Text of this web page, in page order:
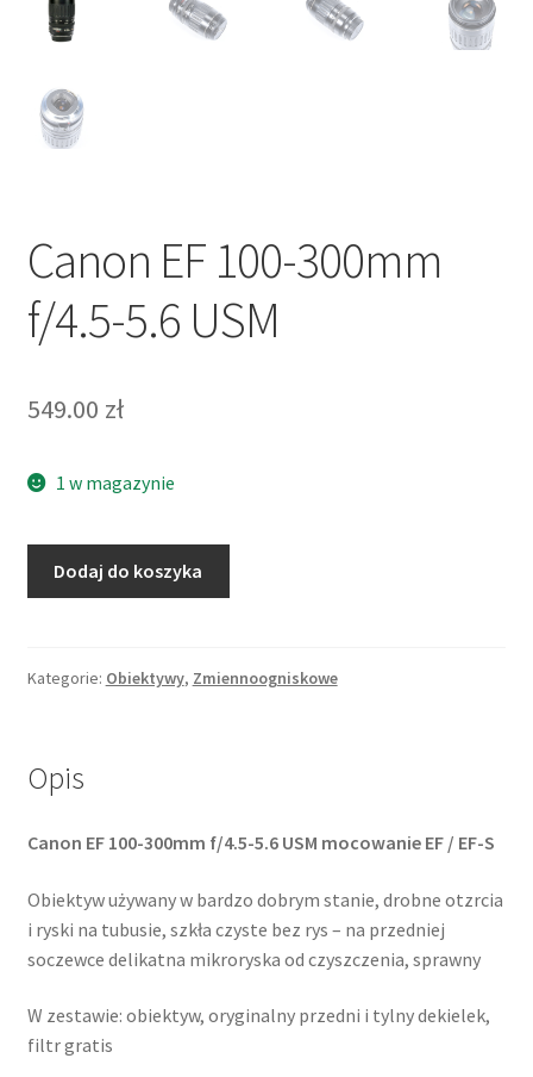
Canon EF 100-300mm
f/4.5-5.6 USM
549.00 zł
1 w magazynie
300mm
USM
Dodaj do koszyka
Kategorie: Obiektywy, Zmiennoogniskowe
Opis
Canon EF 100-300mm f/4.5-5.6 USM mocowanie EF / EF-S
Obiektyw używany w bardzo dobrym stanie, drobne otzrcia
i ryski na tubusie, szkła czyste bez rys – na przedniej
soczewce delikatna mikroryska od czyszczenia, sprawny
W zestawie: obiektyw, oryginalny przedni i tylny dekielek,
filtr gratis